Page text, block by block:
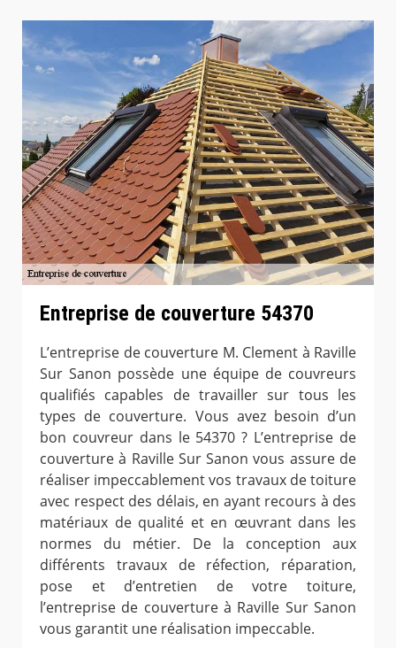
Entreprise de couverture 54370
L’entreprise de couverture M. Clement à Raville
Sur Sanon possède une équipe de couvreurs
qualifiés capables de travailler sur tous les
types de couverture. Vous avez besoin d’un
bon couvreur dans le 54370 ? L’entreprise de
couverture à Raville Sur Sanon vous assure de
réaliser impeccablement vos travaux de toiture
avec respect des délais, en ayant recours à des
matériaux de qualité et en œuvrant dans les
normes du métier. De la conception aux
différents travaux de réfection, réparation,
pose et d’entretien de votre toiture,
l’entreprise de couverture à Raville Sur Sanon
vous garantit une réalisation impeccable.